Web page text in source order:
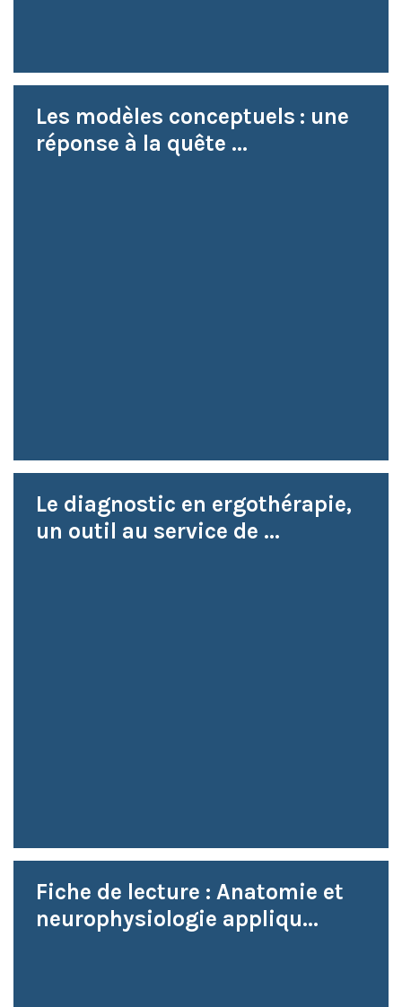
Les modèles conceptuels : une
réponse à la quête ...
Le diagnostic en ergothérapie,
un outil au service de ...
Fiche de lecture : Anatomie et
neurophysiologie appliqu...